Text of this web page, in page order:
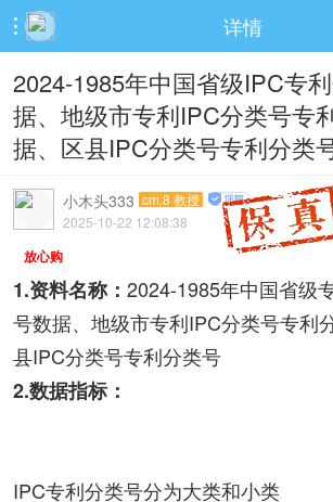
 详情
2024-1985年中国省级IPC专
据、地级市专利IPC分类号专
据、区县IPC分类号专利分类
小木头333 cm.8 教授
2025-10-22 12:08:38
放心购
1.资料名称： 2024-1985年中国省级
号数据、地级市专利IPC分类号专利
县IPC分类号专利分类号
2.数据指标：
IPC专利分类号分为大类和小类